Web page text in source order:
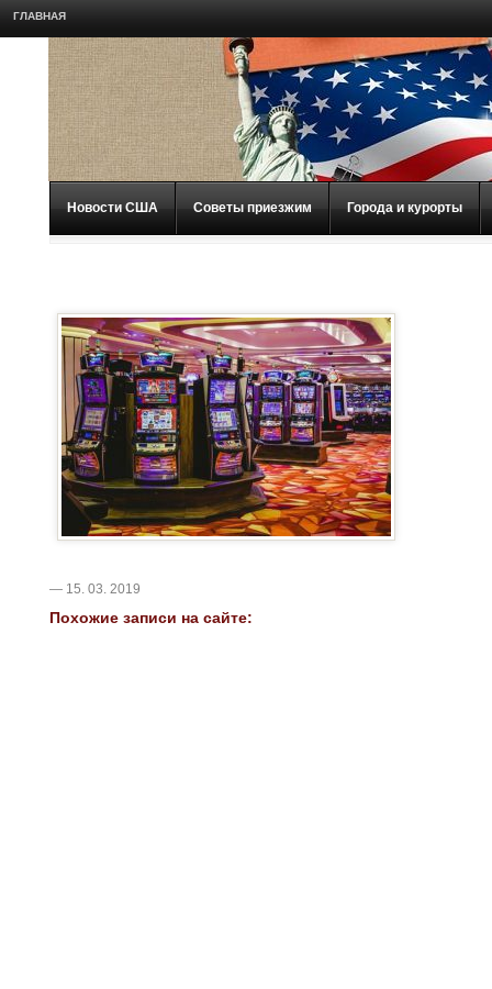
ГЛАВНАЯ
Новости США Советы приезжим Города и курорты
— 15. 03. 2019
Похожие записи на сайте: